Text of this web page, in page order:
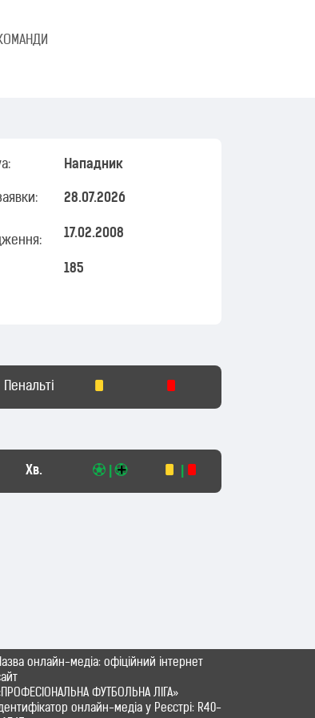
Нападник
28.07.2026
17.02.2008
185
Пенальті
Хв.
онлайн-медіа: офіційний інтернет
ФУТБОЛЬНА ЛІГА»
онлайн-медіа у Реєстрі: R40-